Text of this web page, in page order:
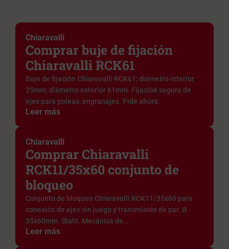
Chiaravalli
Comprar buje de fijación
Chiaravalli RCK61
Buje de fijación Chiaravalli RCK61; diámetro interior
25mm; diámetro exterior 61mm. Fijación segura de
ejes para poleas, engranajes. Pide ahora.
Leer más
Chiaravalli
Comprar Chiaravalli
RCK11/35x60 conjunto de
bloqueo
Conjunto de bloqueo Chiaravalli RCK11/35x60 para
conexión de ejes sin juego y transmisión de par. Ø
35x60mm. Stahl. Mecánica de...
Leer más